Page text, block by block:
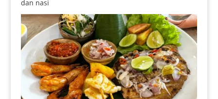
dan nasi